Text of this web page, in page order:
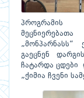
პროგრამის
„მონპარნასს“
გაეცნენ
ჩატარდა ცდები
„ქიმია ჩვენი